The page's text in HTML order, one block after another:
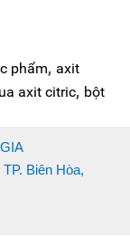
phẩm, axit
axit citric, bột
Biên Hòa,